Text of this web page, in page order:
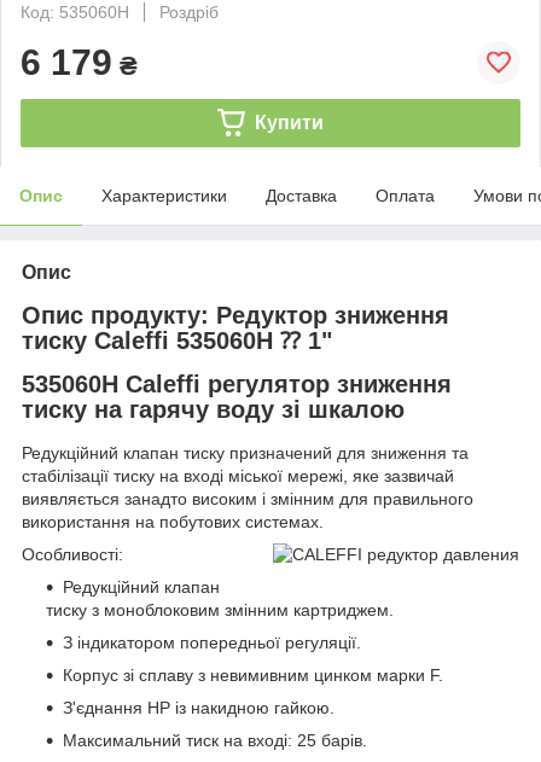
Код: 535060H
Роздріб
6 179 ₴
Купити
Опис Характеристики Доставка Оплата Умови
Опис
Опис продукту: Редуктор зниження
тиску Caleffi 535060H ⁇ 1"
535060H Caleffi регулятор зниження
тиску на гарячу воду зі шкалою
Редукційний клапан тиску призначений для зниження та
стабілізації тиску на вході міської мережі, яке зазвичай
виявляється занадто високим і змінним для правильного
використання на побутових системах.
Особливості:
Редукційний клапан
тиску з моноблоковим змінним картриджем.
З індикатором попередньої регуляції.
Корпус зі сплаву з невимивним цинком марки F.
З'єднання НР із накидною гайкою.
Максимальний тиск на вході: 25 барів.